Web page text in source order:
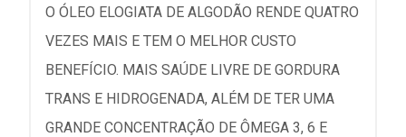
O ÓLEO ELOGIATA DE ALGODÃO RENDE QUATRO
VEZES MAIS E TEM O MELHOR CUSTO
BENEFÍCIO. MAIS SAÚDE LIVRE DE GORDURA
TRANS E HIDROGENADA, ALÉM DE TER UMA
GRANDE CONCENTRAÇÃO DE ÔMEGA 3, 6 E